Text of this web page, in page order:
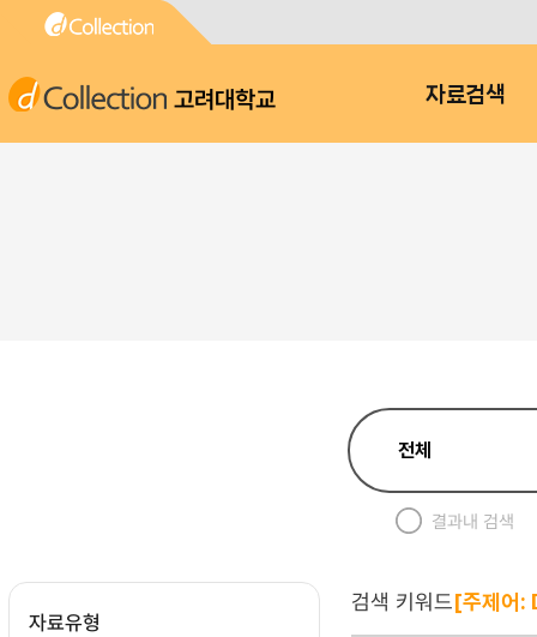
고려대학교 자료검색
결과내 검색
자료유형
검색 키워드[주제어